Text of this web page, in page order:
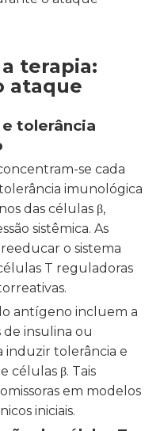
terapia:
ataque
tolerância
se cada
imunológica
das células β,
sistêmica. As
o sistema
T reguladoras
antígeno incluem a
insulina ou
induzir tolerância e
células β. Tais
em modelos
iniciais.